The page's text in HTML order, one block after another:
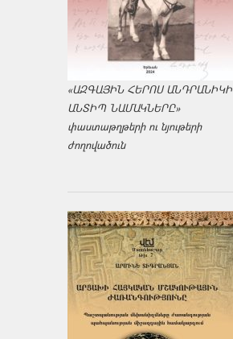
«ԱԶԳԱՅԻՆ ՀԵՐՈՍ ԱՆԴՐԱՆԻԿԻ
ԱՆՏԻՊ ՆԱՄԱԿՆԵՐԸ»
փաստաթղթերի ու նյութերի
ժողովածուն